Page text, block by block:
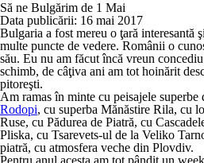
Să ne Bulgărim de 1 Mai
Data publicării: 16 mai 2017
Bulgaria a fost mereu o ţară interesantă
multe puncte de vedere. Românii o
său. Eu nu am făcut încă vreun
schimb, de câţiva ani am tot hoinărit
pitoreşti.
Am ramas în minte cu peisajele superbe
Rodopi, cu superba Mănăstire Rila, cu
Ruse, cu Pădurea de Piatră, cu
Pliska, cu Tsarevets-ul de la Veliko
piatră, cu atmosfera veche din Plovdiv.
Pentru anul acesta am tot pândit un